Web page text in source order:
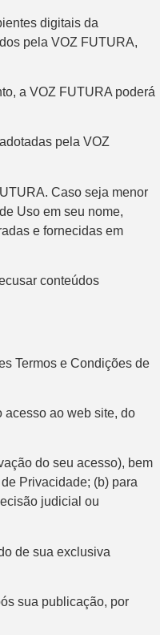
digitais da
pela VOZ FUTURA,
a VOZ FUTURA poderá
pela VOZ
Caso seja menor
Uso em seu nome,
e fornecidas em
conteúdos
Termos e Condições de
acesso ao web site, do
do seu acesso), bem
Privacidade; (b) para
judicial ou
de sua exclusiva
sua publicação, por